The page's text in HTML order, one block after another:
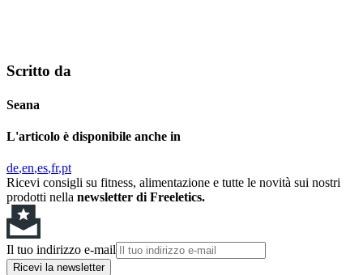
Scritto da
Seana
L'articolo è disponibile anche in
de en es fr pt
Ricevi consigli su fitness, alimentazione e tutte le novità sui nostri
prodotti nella newsletter di Freeletics.
Il tuo indirizzo e-mail
Ricevi la newsletter